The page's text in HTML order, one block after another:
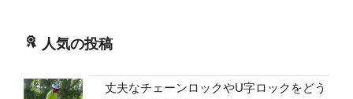
人気の投稿
丈夫なチェーンロックやU字ロックをどう